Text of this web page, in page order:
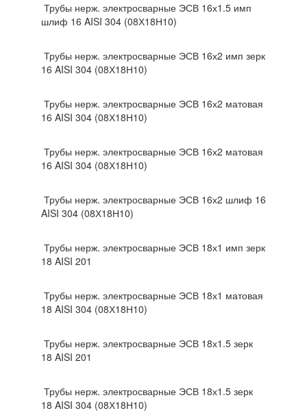
Трубы нерж. электросварные ЭСВ 16х1.5 имп
шлиф 16 AISI 304 (08Х18Н10)
Трубы нерж. электросварные ЭСВ 16х2 имп зерк
16 AISI 304 (08Х18Н10)
Трубы нерж. электросварные ЭСВ 16х2 матовая
16 AISI 304 (08Х18Н10)
Трубы нерж. электросварные ЭСВ 16х2 матовая
16 AISI 304 (08Х18Н10)
Трубы нерж. электросварные ЭСВ 16х2 шлиф 16
AISI 304 (08Х18Н10)
Трубы нерж. электросварные ЭСВ 18х1 имп зерк
18 AISI 201
Трубы нерж. электросварные ЭСВ 18х1 матовая
18 AISI 304 (08Х18Н10)
Трубы нерж. электросварные ЭСВ 18х1.5 зерк
18 AISI 201
Трубы нерж. электросварные ЭСВ 18х1.5 зерк
18 AISI 304 (08Х18Н10)